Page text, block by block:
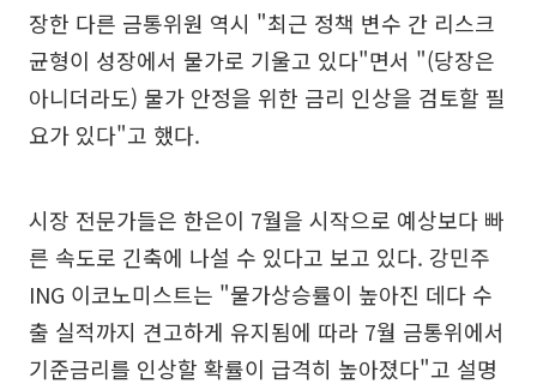
장한 다른 금통위원 역시 "최근 정책 변수 간 리스크
균형이 성장에서 물가로 기울고 있다"면서 "(당장은
아니더라도) 물가 안정을 위한 금리 인상을 검토할 필
요가 있다"고 했다.
시장 전문가들은 한은이 7월을 시작으로 예상보다 빠
른 속도로 긴축에 나설 수 있다고 보고 있다. 강민주
ING 이코노미스트는 "물가상승률이 높아진 데다 수
출 실적까지 견고하게 유지됨에 따라 7월 금통위에서
기준금리를 인상할 확률이 급격히 높아졌다"고 설명